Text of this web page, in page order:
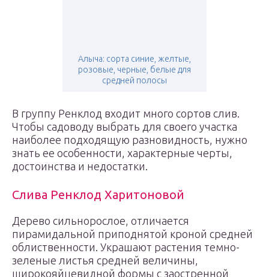
Алыча: сорта синие, желтые,
розовые, черные, белые для
средней полосы
В группу Ренклод входит много сортов слив.
Чтобы садоводу выбрать для своего участка
наиболее подходящую разновидность, нужно
знать ее особенности, характерные черты,
достоинства и недостатки.
Слива Ренклод Харитоновой
Дерево сильнорослое, отличается
пирамидальной приподнятой кроной средней
облиственности. Украшают растения темно-
зеленые листья средней величины,
широкояйцевидной формы с заостренной